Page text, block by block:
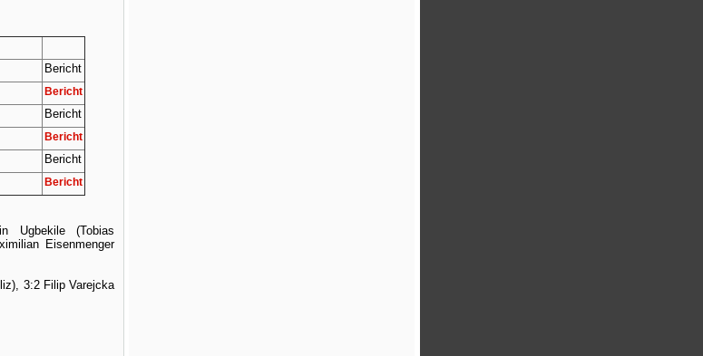
Bericht
Bericht
Bericht
Bericht
Bericht
Bericht
Ugbekile (Tobias
Eisenmenger
3:2 Filip Varejcka